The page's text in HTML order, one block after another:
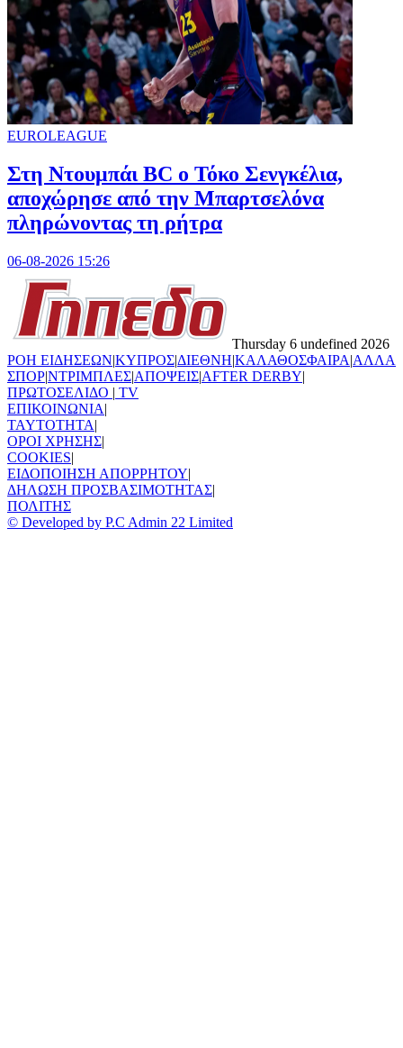
EUROLEAGUE
Στη Nτουμπάι BC ο Τόκο Σενγκέλια,
αποχώρησε από την Μπαρτσελόνα
πληρώνοντας τη ρήτρα
06-08-2026 15:26
Thursday 6 undefined 2026
ΡΟΗ ΕΙΔΗΣΕΩΝ|ΚΥΠΡΟΣ|ΔΙΕΘΝΗ|ΚΑΛΑΘΟΣΦΑΙΡΑ|ΑΛΛΑ
ΣΠΟΡ|ΝΤΡΙΜΠΛΕΣ|ΑΠΟΨΕΙΣ|AFTER DERBY|
ΠΡΩΤΟΣΕΛΙΔΟ | TV
ΕΠΙΚΟΙΝΩΝΙΑ|
TAYTOTHTA|
ΟΡΟΙ ΧΡΗΣΗΣ|
COOKIES|
ΕΙΔΟΠΟΙΗΣΗ ΑΠΟΡΡΗΤΟΥ|
ΔΗΛΩΣΗ ΠΡΟΣΒΑΣΙΜΟΤΗΤΑΣ|
ΠΟΛΙΤΗΣ
© Developed by P.C Admin 22 Limited